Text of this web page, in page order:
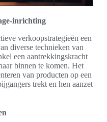
inrichting
verkoopstrategieën een
diverse technieken van
een aantrekkingskracht
binnen te komen. Het
van producten op een
trekt en hen aanzet